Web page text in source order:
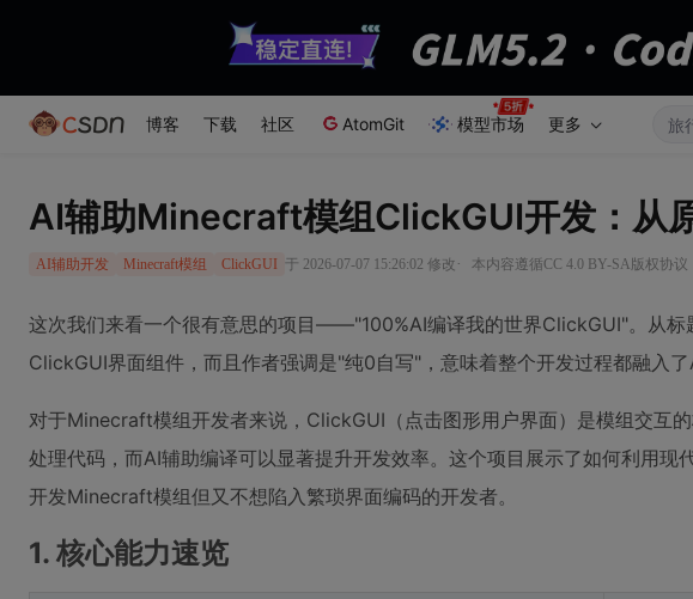
博客 下载 社区 AtomGit 模型市场 更多
AI辅助Minecraft模组ClickGUI开发：从
AI辅助开发 Minecraft模组 ClickGUI 于 2026-07-07 15:26:02 修改 · 本内容遵循CC 4.0 BY-SA版权协议
这次我们来看一个很有意思的项目——"100%AI编译我的世界ClickGUI"。从
ClickGUI界面组件，而且作者强调是"纯0自写"，意味着整个开发过程都融入了
对于Minecraft模组开发者来说，ClickGUI（点击图形用户界面）是模组交互
处理代码，而AI辅助编译可以显著提升开发效率。这个项目展示了如何利用
开发Minecraft模组但又不想陷入繁琐界面编码的开发者。
1. 核心能力速览